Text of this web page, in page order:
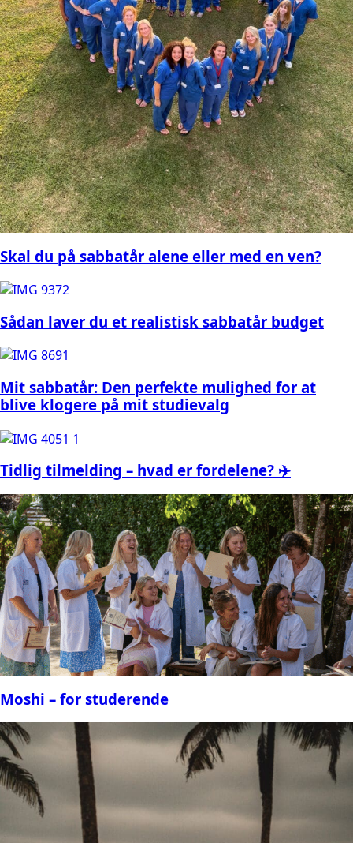
Skal du på sabbatår alene eller med en ven?
Sådan laver du et realistisk sabbatår budget
Mit sabbatår: Den perfekte mulighed for at
blive klogere på mit studievalg
Tidlig tilmelding – hvad er fordelene? ✈️
Moshi – for studerende